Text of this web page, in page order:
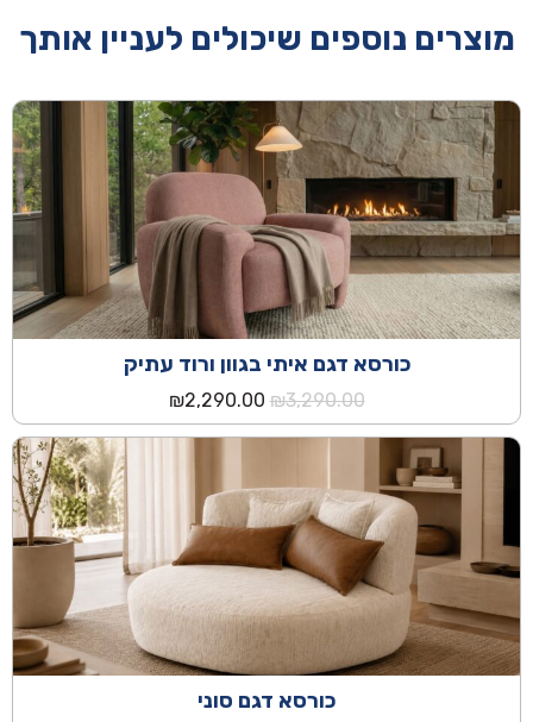
מוצרים נוספים שיכולים לעניין אותך
כורסא דגם איתי בגוון ורוד עתיק
₪3,290.00
המחיר
המקורי
היה:
₪2,290.00
הנוכחי
הוא:
₪2,290.00.
כורסא דגם סוני